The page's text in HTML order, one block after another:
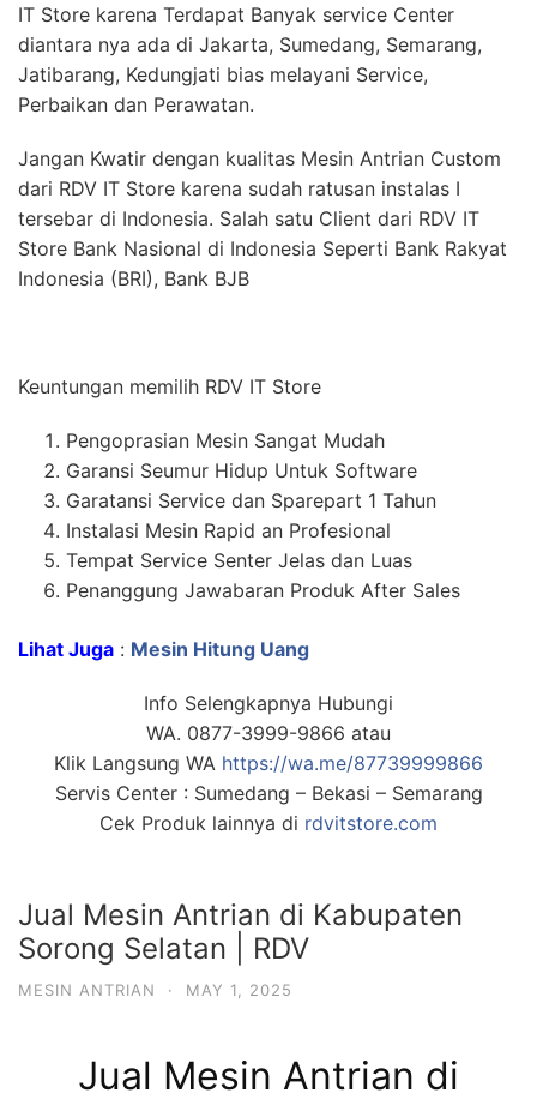
IT Store karena Terdapat Banyak service Center
diantara nya ada di Jakarta, Sumedang, Semarang,
Jatibarang, Kedungjati bias melayani Service,
Perbaikan dan Perawatan.
Jangan Kwatir dengan kualitas Mesin Antrian Custom
dari RDV IT Store karena sudah ratusan instalas I
tersebar di Indonesia. Salah satu Client dari RDV IT
Store Bank Nasional di Indonesia Seperti Bank Rakyat
Indonesia (BRI), Bank BJB
Keuntungan memilih RDV IT Store
Pengoprasian Mesin Sangat Mudah
Garansi Seumur Hidup Untuk Software
Garatansi Service dan Sparepart 1 Tahun
Instalasi Mesin Rapid an Profesional
Tempat Service Senter Jelas dan Luas
Penanggung Jawabaran Produk After Sales
Lihat Juga : Mesin Hitung Uang
Info Selengkapnya Hubungi
WA. 0877-3999-9866 atau
Klik Langsung WA https://wa.me/87739999866
Servis Center : Sumedang – Bekasi – Semarang
Cek Produk lainnya di rdvitstore.com
Jual Mesin Antrian di Kabupaten
Sorong Selatan | RDV
MESIN ANTRIAN · MAY 1, 2025
Jual Mesin Antrian di